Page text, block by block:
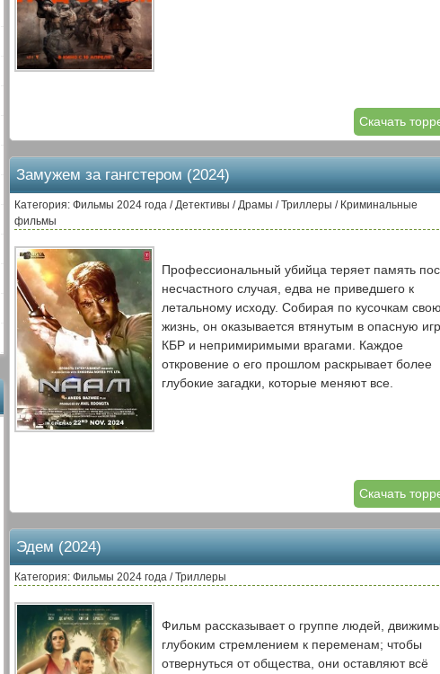
Скачать
Замужем за гангстером (2024)
Категория: Фильмы 2024 года / Детективы / Драмы / Триллеры / Криминальные
фильмы
Профессиональный убийца теряет память
несчастного случая, едва не приведшего к
летальному исходу. Собирая по кусочкам свою
жизнь, он оказывается втянутым в опасную
КБР и непримиримыми врагами. Каждое
откровение о его прошлом раскрывает более
глубокие загадки, которые меняют все.
Скачать
Эдем (2024)
Категория: Фильмы 2024 года / Триллеры
Фильм рассказывает о группе людей,
глубоким стремлением к переменам; чтобы
отвернуться от общества, они оставляют всё